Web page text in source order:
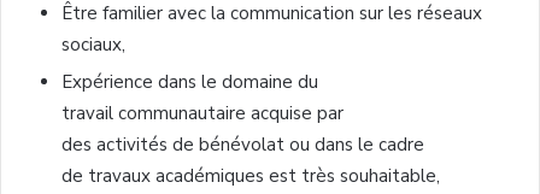
Être familier avec la communication sur les réseaux
sociaux,
Expérience dans le domaine du
travail communautaire acquise par
des activités de bénévolat ou dans le cadre
de travaux académiques est très souhaitable,